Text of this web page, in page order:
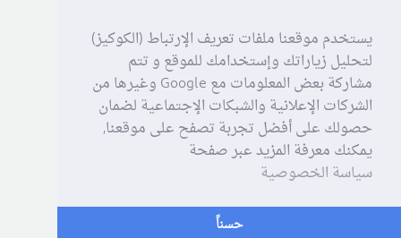
يستخدم موقعنا ملفات تعريف الإرتباط (الكوكيز)
لتحليل زياراتك وإستخدامك للموقع و تتم
مشاركة بعض المعلومات مع Google وغيرها من
الشركات الإعلانية والشبكات الإجتماعية لضمان
حصولك على أفضل تجربة تصفح على موقعنا,
يمكنك معرفة المزيد عبر صفحة
سياسة الخصوصية
حسناً